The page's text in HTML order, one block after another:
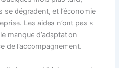
se dégradent, et l’économie
Les aides n’ont pas «
manque d’adaptation
de l’accompagnement.